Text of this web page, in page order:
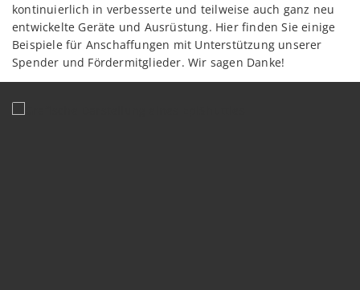
kontinuierlich in verbesserte und teilweise auch ganz neu
entwickelte Geräte und Ausrüstung. Hier finden Sie einige
Beispiele für Anschaffungen mit Unterstützung unserer
Spender und Fördermitglieder. Wir sagen Danke!